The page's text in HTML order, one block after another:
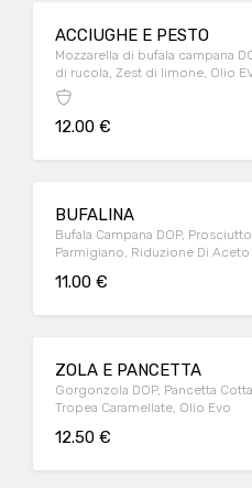
ACCIUGHE E PESTO
Mozzarella di bufala campana
di rucola, Zest di limone, Olio
12.00 €
BUFALINA
Bufala Campana DOP,
Parmigiano, Riduzione Di
11.00 €
ZOLA E PANCETTA
Gorgonzola DOP, Pancetta
Tropea Caramellate, Olio Evo
12.50 €